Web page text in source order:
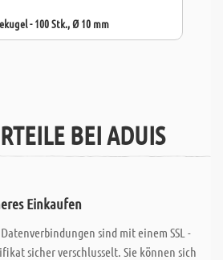
- 100 Stk., Ø 10 mm
BEI ADUIS
Einkaufen
sind mit einem SSL -
sicher verschlusselt. Sie können sich